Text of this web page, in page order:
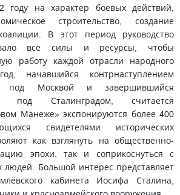
году на характер боевых действий,
строительство, создание
В этот период руководство
все силы и ресурсы, чтобы
работу каждой отрасли народного
начавшийся контрнаступлением
под Москвой и завершившийся
под Сталинградом, считается
Манеже» экспонируются более 400
свидетелями исторических
как взглянуть на общественно-
эпохи, так и соприкоснуться с
людей. Большой интерес представляет
кабинета Иосифа Сталина,